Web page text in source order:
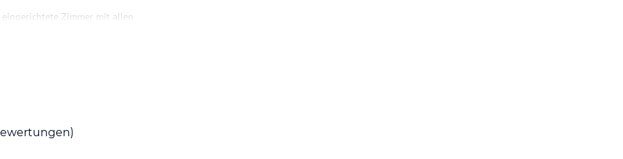
Zimmer mit allen
über einen Flachbild-TV und ein eigenes
und Gebäck probieren und sich bei